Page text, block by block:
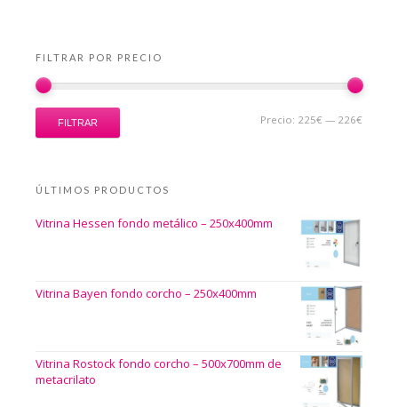
FILTRAR POR PRECIO
FILTRAR Precio: 225€ — 226€
ÚLTIMOS PRODUCTOS
Vitrina Hessen fondo metálico – 250x400mm
Vitrina Bayen fondo corcho – 250x400mm
Vitrina Rostock fondo corcho – 500x700mm de
metacrilato